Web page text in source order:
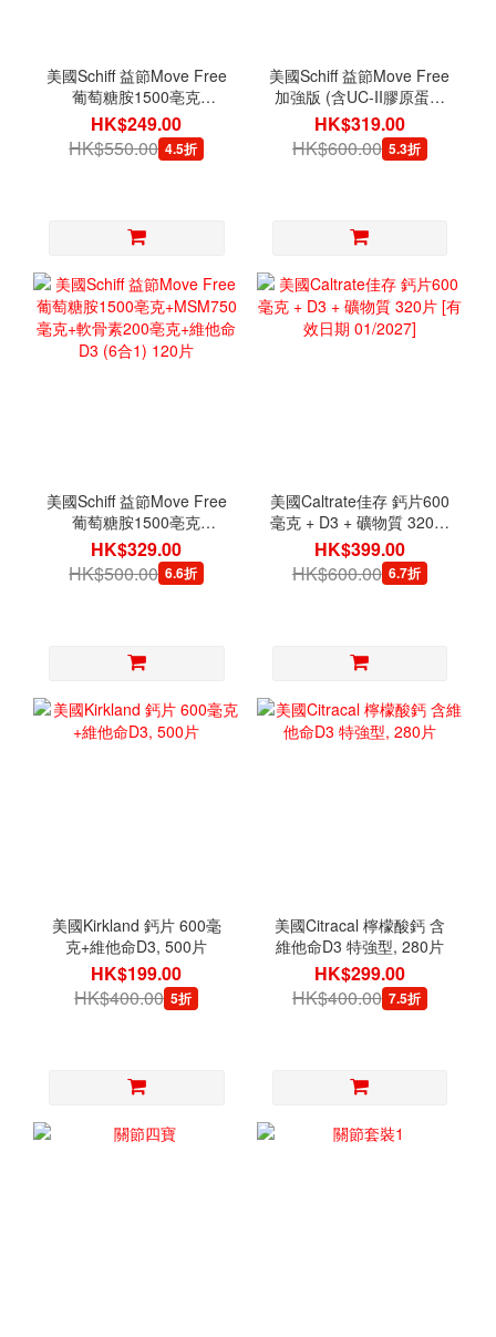
美國Schiff 益節Move Free
葡萄糖胺1500亳克
+MSM1500毫克+軟骨素
200亳克(5合1) 120片
HK$249.00
HK$550.00 4.5折
美國Schiff 益節Move Free
加強版 (含UC-II膠原蛋白
+HA透明質酸) 75片
HK$319.00
HK$600.00 5.3折
美國Schiff 益節Move Free
葡萄糖胺1500亳克
+MSM750毫克+軟骨素
200亳克+維他命D3 (6合1)
120片
HK$329.00
HK$500.00 6.6折
美國Caltrate佳存 鈣片600
毫克 + D3 + 礦物質 320片
[有效日期 01/2027]
HK$399.00
HK$600.00 6.7折
美國Kirkland 鈣片 600毫
克+維他命D3, 500片
HK$199.00
HK$400.00 5折
美國Citracal 檸檬酸鈣 含
維他命D3 特強型, 280片
HK$299.00
HK$400.00 7.5折